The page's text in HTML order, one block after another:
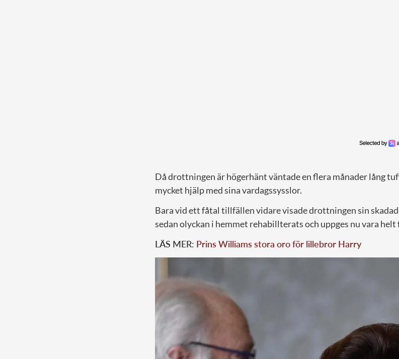
Då drottningen är högerhänt väntade en flera månader lång
mycket hjälp med sina vardagssysslor.
Bara vid ett fåtal tillfällen vidare visade drottningen sin
sedan olyckan i hemmet rehabillterats och uppges nu vara
LÄS MER: Prins Williams stora oro för lillebror Harry